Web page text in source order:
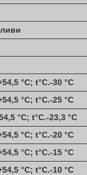
°C; t°С.-30 °C
°C; t°С.-25 °C
°C; t°С.-23,3 °C
°C; t°С.-20 °C
°C; t°С.-15 °C
°C; t°С.-10 °C